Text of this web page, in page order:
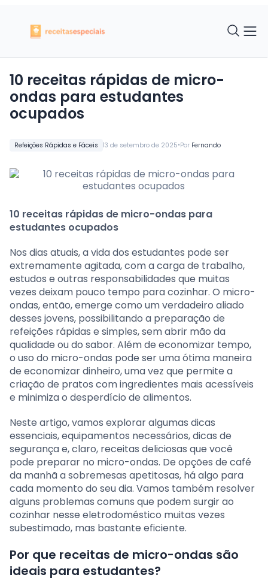
Refeições Rápidas e Fáceis 13 de setembro de 2025•Por Fernando
10 receitas rápidas de micro-
ondas para estudantes
ocupados
10 receitas rápidas de micro-ondas para
estudantes ocupados
Nos dias atuais, a vida dos estudantes pode ser
extremamente agitada, com a carga de trabalho,
estudos e outras responsabilidades que muitas
vezes deixam pouco tempo para cozinhar. O micro-
ondas, então, emerge como um verdadeiro aliado
desses jovens, possibilitando a preparação de
refeições rápidas e simples, sem abrir mão da
qualidade ou do sabor. Além de economizar tempo,
o uso do micro-ondas pode ser uma ótima maneira
de economizar dinheiro, uma vez que permite a
criação de pratos com ingredientes mais acessíveis
e minimiza o desperdício de alimentos.
Neste artigo, vamos explorar algumas dicas
essenciais, equipamentos necessários, dicas de
segurança e, claro, receitas deliciosas que você
pode preparar no micro-ondas. De opções de café
da manhã a sobremesas apetitosas, há algo para
cada momento do seu dia. Vamos também resolver
alguns problemas comuns que podem surgir ao
cozinhar nesse eletrodoméstico muitas vezes
subestimado, mas bastante eficiente.
Por que receitas de micro-ondas são
ideais para estudantes?